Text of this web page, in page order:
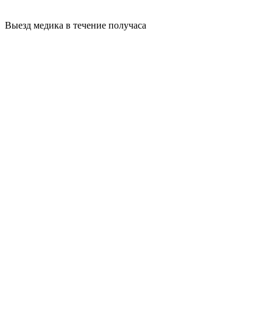
Выезд медика в течение получаса